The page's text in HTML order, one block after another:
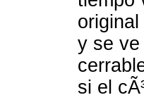
y se
si el